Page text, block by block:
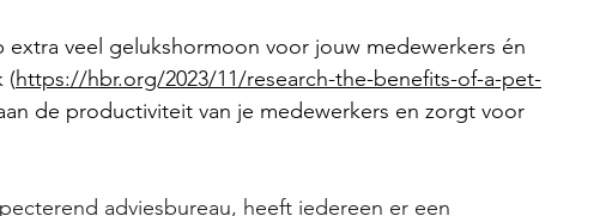
veel gelukshormoon voor jouw medewerkers én
(https://hbr.org/2023/11/research-the-benefits-of-a-pet-
de productiviteit van je medewerkers en zorgt voor
adviesbureau, heeft iedereen er een